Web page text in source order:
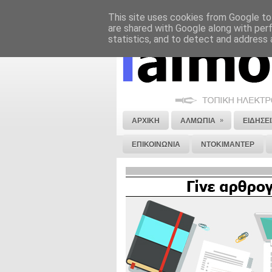
ΝΟΜΙΚΗ ΣΗΜΕΙΩΣΗ ΔΙΑΦΗΜΙΣΗ
ΑΡΧΙΚΗ ΑΛΜΩΠΙΑ »
ΕΠΙΚΟΙΝΩΝΙΑ ΝΤΟΚΙΜΑΝΤΕΡ
This site uses cookies from Google
are shared with Google along with
statistics, and to detect and address